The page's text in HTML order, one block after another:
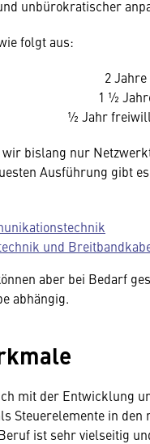
unbürokratischer
folgt aus:
2
1 ½
½ Jahr
bislang nur
Ausführung gibt
und
aber bei Bedarf
abhängig.
mit der Entwicklung
Steuerelemente in
ist sehr vielseitig